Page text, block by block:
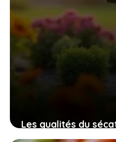
Les qualités du
swansoft pru28